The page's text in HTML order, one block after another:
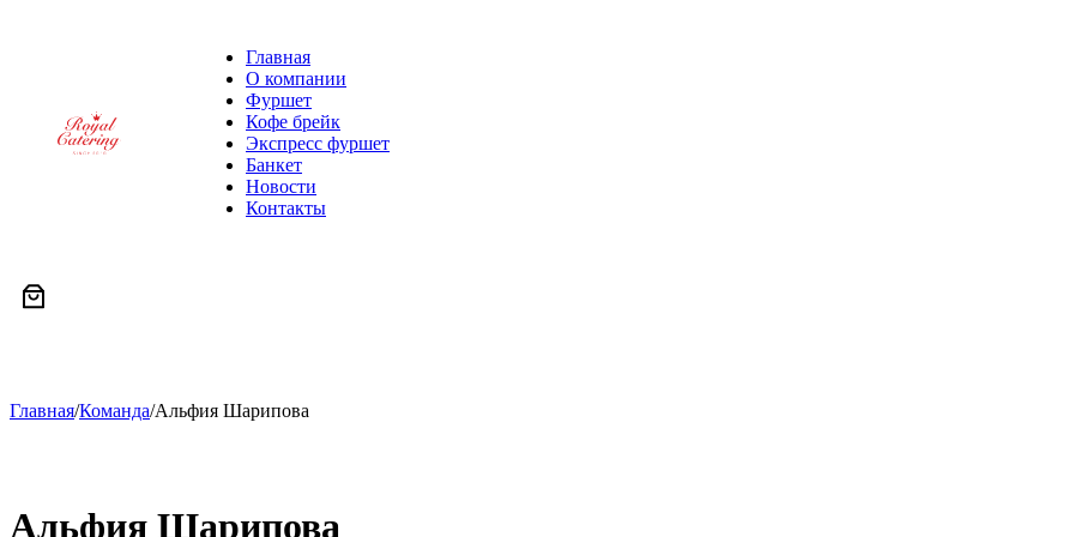
Главная
О компании
Фуршет
Кофе брейк
Экспресс фуршет
Банкет
Новости
Контакты
Главная/Команда/Альфия Шарипова
Альфия Шарипова